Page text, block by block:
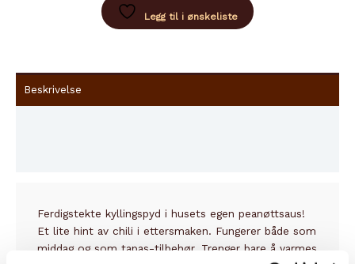
Legg til i ønskeliste
Beskrivelse
Ferdigstekte kyllingspyd i husets egen peanøttsaus!
Et lite hint av chili i ettersmaken. Fungerer både som
middag og som tapas-tilbehør. Trenger bare å varmes